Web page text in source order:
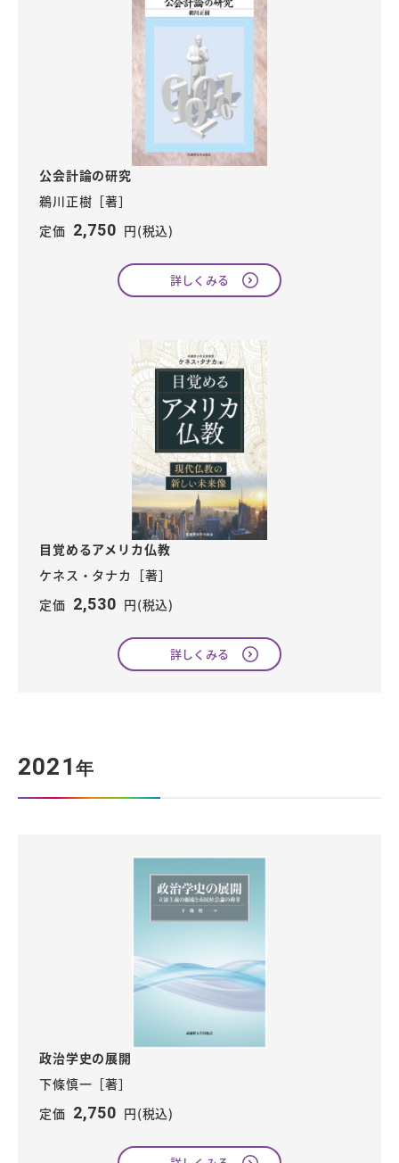
公会計論の研究
鵜川正樹［著］
定価 2,750 円(税込)
詳しくみる
目覚めるアメリカ仏教
ケネス・タナカ［著］
定価 2,530 円(税込)
詳しくみる
2021 年
政治学史の展開
下條慎一［著］
定価 2,750 円(税込)